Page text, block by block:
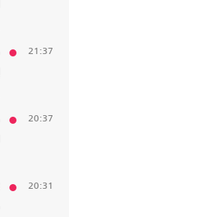
21:37
20:37
20:31